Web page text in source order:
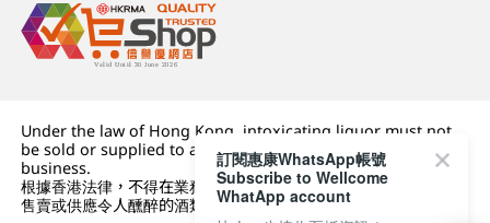
Under the law of Hong Kong, intoxicating liquor must not
be sold or supplied to a minor (under 18) in the course of
business.
根據香港法律，不得在業務過程中，向未成年人 (18 歲以下人士)
售賣或供應令人醺醉的酒類。
訂閱惠康WhatsApp帳號
Subscribe to Wellcome
WhatApp account